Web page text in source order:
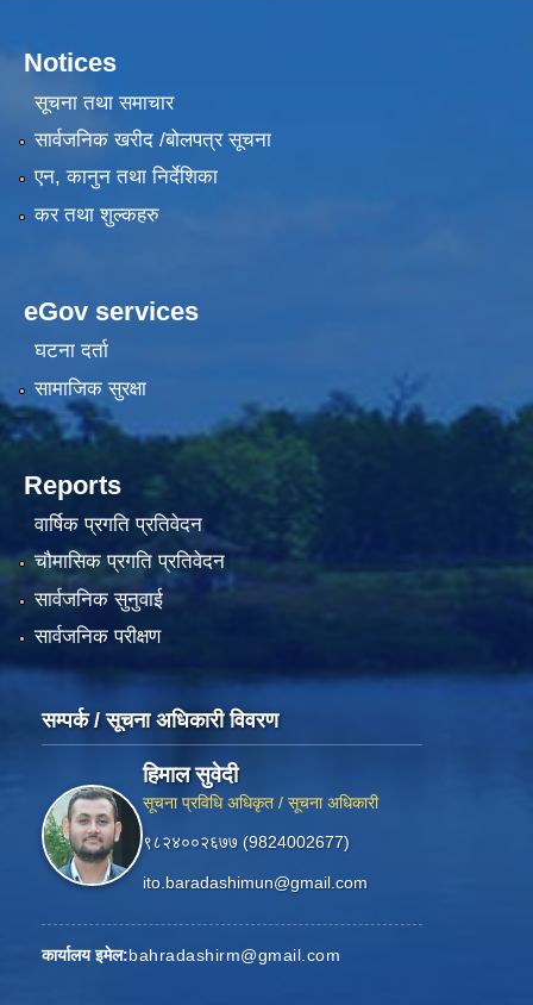
Notices
सूचना तथा समाचार
सार्वजनिक खरीद /बोलपत्र सूचना
एन, कानुन तथा निर्देशिका
कर तथा शुल्कहरु
eGov services
घटना दर्ता
सामाजिक सुरक्षा
Reports
वार्षिक प्रगति प्रतिवेदन
चौमासिक प्रगति प्रतिवेदन
सार्वजनिक सुनुवाई
सार्वजनिक परीक्षण
सम्पर्क / सूचना अधिकारी विवरण
हिमाल सुवेदी
सूचना प्रविधि अधिकृत / सूचना अधिकारी
९८२४००२६७७ (9824002677)
ito.baradashimun@gmail.com
कार्यालय इमेल:bahradashirm@gmail.com